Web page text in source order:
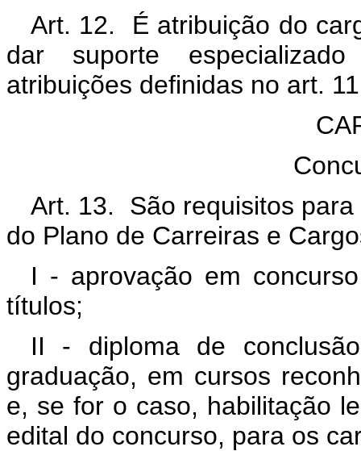
Art. 12. É atribuição do
dar suporte
atribuições definidas no art.
Art. 13. São requisitos
do Plano de Carreiras e
I - aprovação em
títulos;
II - diploma de
graduação, em cursos
e, se for o caso, habilitação
edital do concurso, para os